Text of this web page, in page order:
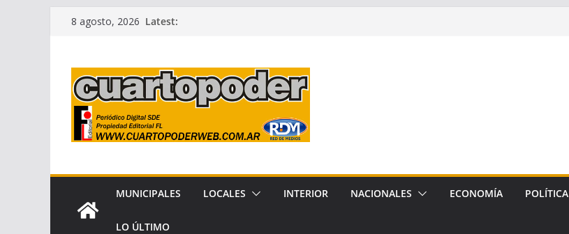
8 agosto, 2026 Latest:
MUNICIPALES LOCALES INTERIOR NACIONALES ECONOMÍA POLÍTICA
LO ÚLTIMO